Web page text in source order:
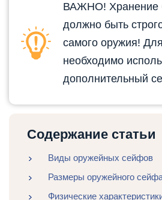
ВАЖНО! Хранение
должно быть
самого оружия!
необходимо
дополнительный
Содержание статьи
Виды оружейных сейфов
Размеры оружейного
Физические